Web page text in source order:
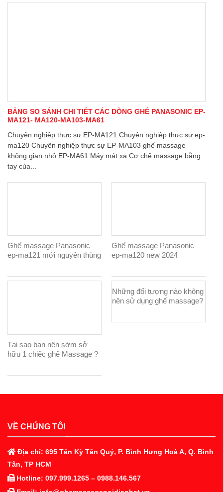
BẢNG SO SÁNH CHI TIẾT CÁC DÒNG GHẾ PANASONIC EP-
MA121- MA120-MA103-MA61
Chuyên nghiệp thực sự EP-MA121 Chuyên nghiệp thực sự ep-
ma120 Chuyên nghiệp thực sự EP-MA103 ghế massage
không gian nhỏ EP-MA61 Máy mát xa Cơ chế massage bằng
tay của...
Ghế massage Panasonic
ep-ma121 mới nguyên thùng
Ghế massage Panasonic
ep-ma120 new 2024
Tại sao bạn nên sớm sở
hữu 1 chiếc ghế Massage ?
Những đối tượng nào không
nên sử dụng ghế massage?
VỀ CHÚNG TÔI
Địa chỉ: 695 Tân Kỳ Tân Quý, P. Bình Hưng Hoà A, Q. Bình
Tân, TP HCM
Hotline: 097.999.1265 – 0988.146.567